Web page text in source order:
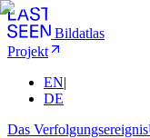
Bildatlas
Projekt
EN|
DE
Das Verfolgungsereignis